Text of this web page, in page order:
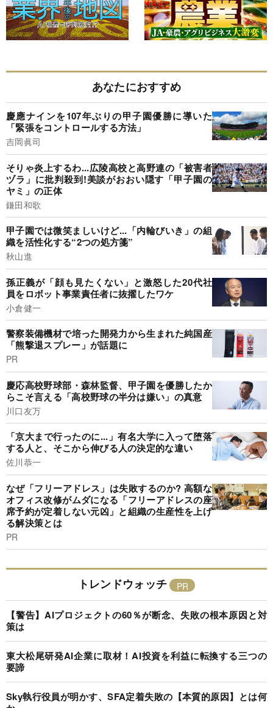
あなたにおすすめ
慶應ナインを107年ぶりの甲子園優勝に導いた
「緊張をコントロールする方法」
吉岡眞司
そりゃ炎上するわ...広陵高校と高野連の「被害者
ヅラ」に批判殺到!美談がおおい隠す「甲子園の
ヤミ」の正体
鎌田和歌
甲子園では微笑ましいけど...「内輪びいき」の組
織を活性化する“2つの処方箋”
秋山進
孫正義が「顔も見たくない」と激怒した20代社
員をロボット事業責任者に抜擢したワケ
小倉健一
警察装備機材で培った開発力から生まれた純国産
「熊撃退スプレー」が話題に
PR
慶応高校野球部・森林監督、甲子園を優勝したか
らこそ言える「高校野球の半分は嫌い」の真意
川口友万
「京大まで行ったのに...」有名大学に入って堕落
する人と、そこから伸びる人の決定的な違い
佐川恭一
なぜ「フリーアドレス」は失敗するのか? 高額な
オフィス改修がムダになる「フリーアドレスの座
席予約が定着しない元凶」と組織の生産性を上げ
る解決策とは
PR
トレンドウォッチ
【警告】AIプロジェクトの60％が断念、失敗の根本原因と対
策は
東大松尾研発AI企業に取材！AI投資を利益に転換する三つの
要諦
Sky執行役員が明かす、SFA定着失敗の【本質的原因】とは何